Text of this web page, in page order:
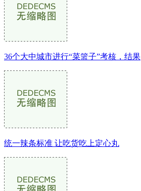
36个大中城市进行“菜篮子”考核，结果
统一辣条标准 让吃货吃上定心丸